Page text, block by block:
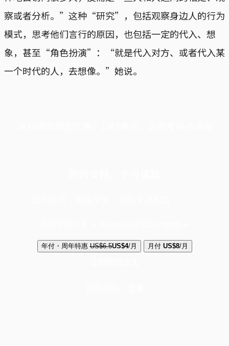
察或者分析。”这种“研究”，包括观察身边人的行为
模式，思考他们言行的原因，也包括一定的代入、想
象，甚至“角色扮演”：“就是代入对方、或者代入某
一个时代的人，去想像。”她说。
年付・周年特惠 US$6.5US$4/月 月付 US$8/月